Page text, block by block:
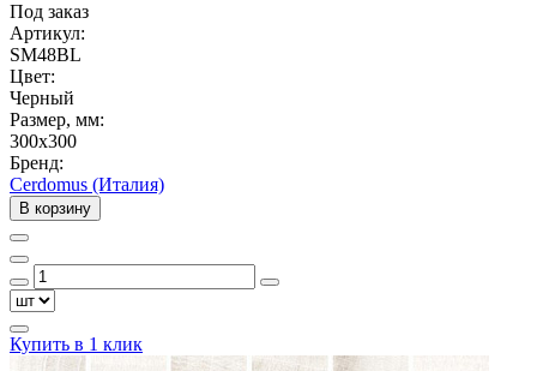
Под заказ
Артикул:
SM48BL
Цвет:
Черный
Размер, мм:
300x300
Бренд:
Cerdomus (Италия)
В корзину
Купить в 1 клик